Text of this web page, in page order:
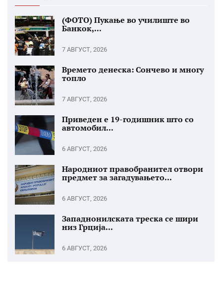
(ФОТО) Пукање во училиште во
Банкок,...
7 АВГУСТ, 2026
Времето денеска: Сончево и многу
топло
7 АВГУСТ, 2026
Приведен е 19-годишник што со
автомобил...
6 АВГУСТ, 2026
Народниот правобранител отвори
предмет за загадувањето...
6 АВГУСТ, 2026
Западнонилската треска се шири
низ Грција...
6 АВГУСТ, 2026